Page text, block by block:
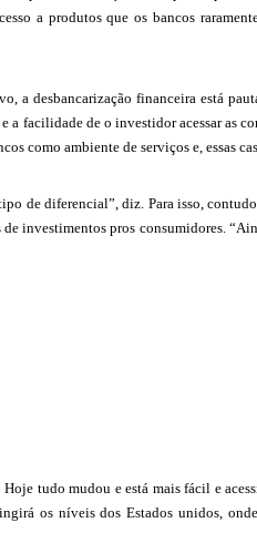
a produtos que os bancos
a desbancarização financeira está
facilidade de o investidor acessar as
como ambiente de serviços e, essas
de diferencial”, diz. Para isso,
investimentos pros consumidores.
tudo mudou e está mais fácil e
os níveis dos Estados unidos,